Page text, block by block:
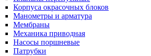
Корпуса окрасочных блоков
Манометры и арматура
Мембраны
Механика приводная
Насосы поршневые
Патрубки